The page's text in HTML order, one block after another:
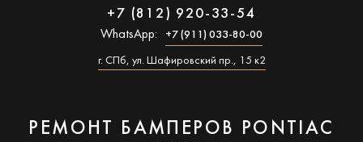
+7 (812) 920-33-54
WhatsApp: +7 (911) 033-80-00
г. СПб, ул. Шафировский пр., 15 к2
РЕМОНТ БАМПЕРОВ PONTIAC